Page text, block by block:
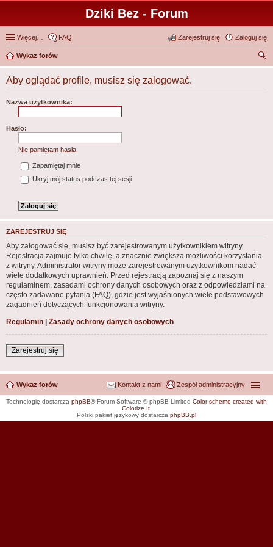
Dziki Bez - Forum
Więcej… FAQ Zaloguj się
Zarejestruj się
Wykaz forów
Aby oglądać profile, musisz się zalogować.
Nazwa użytkownika:
Hasło:
Nie pamiętam hasła
Zapamiętaj mnie
Ukryj mój status podczas tej sesji
ZAREJESTRUJ SIĘ
Aby zalogować się, musisz być zarejestrowanym użytkownikiem witryny.
Rejestracja zajmuje tylko chwilę, a znacznie zwiększa możliwości korzystania
z witryny. Administrator witryny może zarejestrowanym użytkownikom nadać
wiele dodatkowych uprawnień. Przed rejestracją zapoznaj się z naszym
regulaminem, zasadami ochrony danych osobowych oraz z odpowiedziami na
często zadawane pytania (FAQ), gdzie jest wyjaśnionych wiele podstawowych
zagadnień dotyczących funkcjonowania witryny.
Regulamin | Zasady ochrony danych osobowych
Zarejestruj się
Wykaz forów Zespół administracyjny
Kontakt z nami
Technologię dostarcza phpBB® Forum Software © phpBB Limited Color scheme created with
Colorize It.
Polski pakiet językowy dostarcza phpBB.pl